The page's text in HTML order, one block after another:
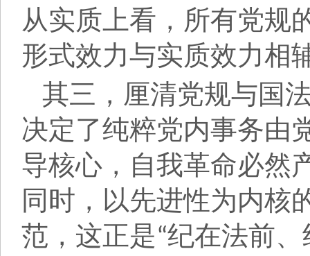
从实质上看，所有党规
形式效力与实质效力相
其三，厘清党规与国
决定了纯粹党内事务由
导核心，自我革命必然
同时，以先进性为内核
范，这正是“纪在法前